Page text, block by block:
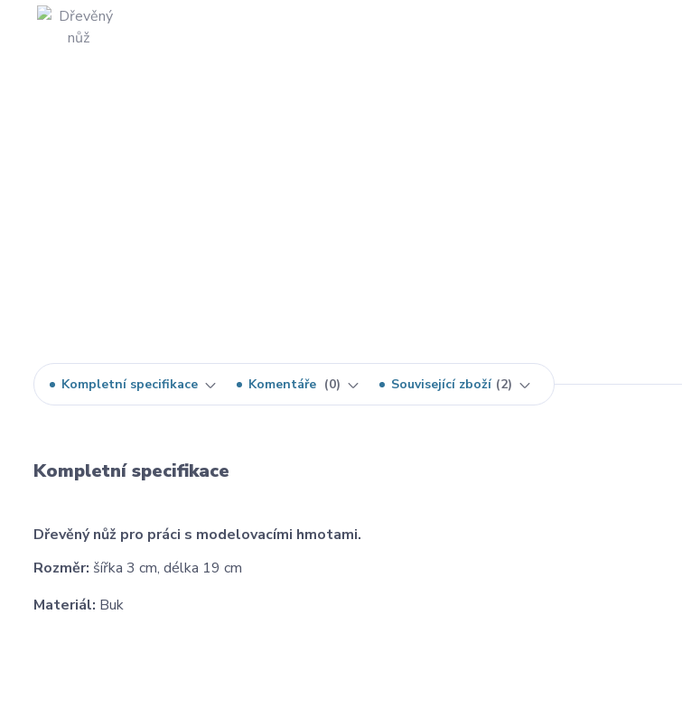
Kompletní specifikace Komentáře 0 Související zboží 2
Kompletní specifikace
Dřevěný nůž pro práci s modelovacími hmotami.
Rozměr: šířka 3 cm, délka 19 cm
Materiál: Buk